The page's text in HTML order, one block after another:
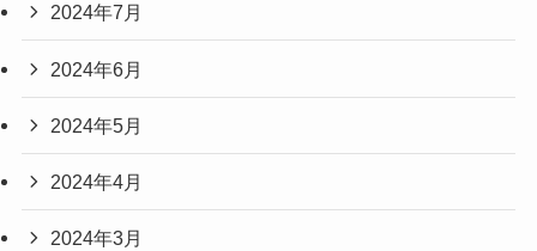
2024年7月
2024年6月
2024年5月
2024年4月
2024年3月